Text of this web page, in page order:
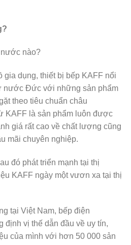
nào?
dụng, thiết bị bếp KAFF nổi
nước Đức với những sản phẩm
theo tiêu chuẩn châu
KAFF là sản phẩm luôn được
giá rất cao về chất lượng cũng
mãi chuyên nghiệp.
đó phát triển mạnh tại thị
KAFF ngày một vươn xa tại thị
tại Việt Nam, bếp điện
định vị thế dẫn đầu về uy tín,
của mình với hơn 50 000 sản